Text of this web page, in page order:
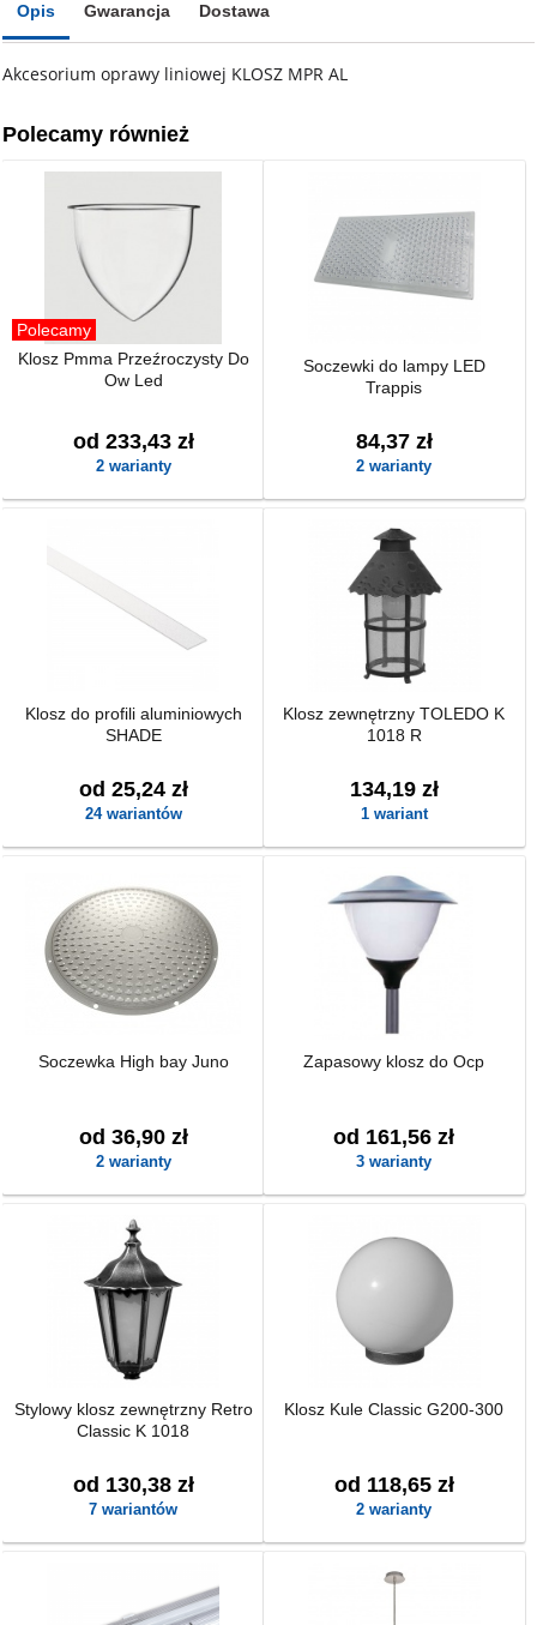
Opis Gwarancja Dostawa
Akcesorium oprawy liniowej KLOSZ MPR AL
Polecamy również
Polecamy
Klosz Pmma Przeźroczysty Do
Ow Led
od 233,43 zł
2 warianty
Soczewki do lampy LED
Trappis
84,37 zł
2 warianty
Klosz do profili aluminiowych
SHADE
od 25,24 zł
24 wariantów
Klosz zewnętrzny TOLEDO K
1018 R
134,19 zł
1 wariant
Soczewka High bay Juno
od 36,90 zł
2 warianty
Zapasowy klosz do Ocp
od 161,56 zł
3 warianty
Stylowy klosz zewnętrzny Retro
Classic K 1018
od 130,38 zł
7 wariantów
Klosz Kule Classic G200-300
od 118,65 zł
2 warianty